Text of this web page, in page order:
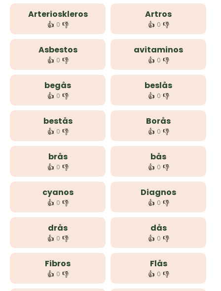
Arterioskleros
👍 0 👎
Artros
👍 0 👎
Asbestos
👍 0 👎
avitaminos
👍 0 👎
begås
👍 0 👎
beslås
👍 0 👎
bestås
👍 0 👎
Borås
👍 0 👎
brås
👍 0 👎
bås
👍 0 👎
cyanos
👍 0 👎
Diagnos
👍 0 👎
drås
👍 0 👎
dås
👍 0 👎
Fibros
👍 0 👎
Flås
👍 0 👎